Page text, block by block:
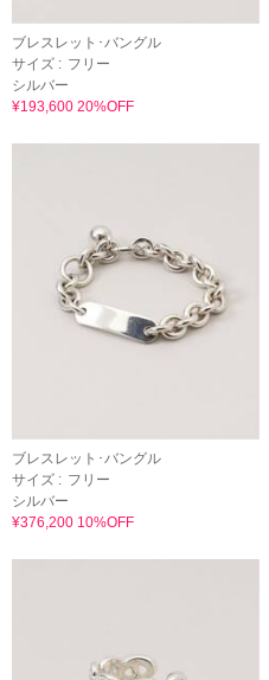
ブレスレット･バングル
サイズ : フリー
シルバー
¥193,600 20%OFF
ブレスレット･バングル
サイズ : フリー
シルバー
¥376,200 10%OFF